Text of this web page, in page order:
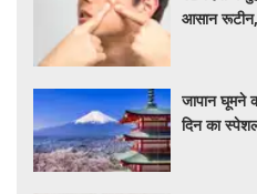
आसान रूटीन,
जापान घूमने
दिन का